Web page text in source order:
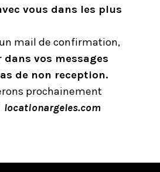
vous dans les plus
mail de confirmation,
dans vos messages
de non reception.
prochainement